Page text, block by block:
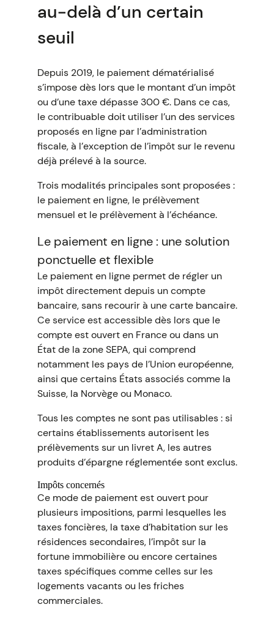
au-delà d’un certain
seuil
Depuis 2019, le paiement dématérialisé
s’impose dès lors que le montant d’un impôt
ou d’une taxe dépasse 300 €. Dans ce cas,
le contribuable doit utiliser l’un des services
proposés en ligne par l’administration
fiscale, à l’exception de l’impôt sur le revenu
déjà prélevé à la source.
Trois modalités principales sont proposées :
le paiement en ligne, le prélèvement
mensuel et le prélèvement à l’échéance.
Le paiement en ligne : une solution
ponctuelle et flexible
Le paiement en ligne permet de régler un
impôt directement depuis un compte
bancaire, sans recourir à une carte bancaire.
Ce service est accessible dès lors que le
compte est ouvert en France ou dans un
État de la zone SEPA, qui comprend
notamment les pays de l’Union européenne,
ainsi que certains États associés comme la
Suisse, la Norvège ou Monaco.
Tous les comptes ne sont pas utilisables : si
certains établissements autorisent les
prélèvements sur un livret A, les autres
produits d’épargne réglementée sont exclus.
Impôts concernés
Ce mode de paiement est ouvert pour
plusieurs impositions, parmi lesquelles les
taxes foncières, la taxe d’habitation sur les
résidences secondaires, l’impôt sur la
fortune immobilière ou encore certaines
taxes spécifiques comme celles sur les
logements vacants ou les friches
commerciales.